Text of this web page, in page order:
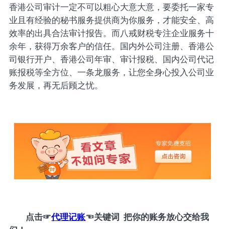
香港公司审计一定不可以粗心大意大意，要委托一家专
业且有经验的秘书服务提供商为你服务，才能安全、高
效率的出具合法审计报告。而八戒财税专注企业服务十
余年，获得万余客户的信任。国内外公司注册、香港公
司银行开户、香港公司年审、审计报税、国内公司代记
账报税等全方位、一条龙服务，让您全身心投入公司业
务发展，再无后顾之忧。
点击☞代理记账☜关键词 把你的账务放心交给我